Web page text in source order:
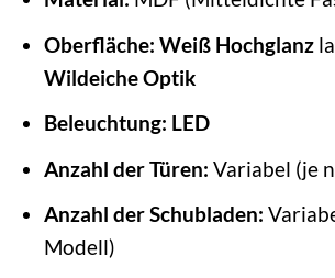
Oberfläche: Weiß Hochglanz
Wildeiche Optik
Beleuchtung: LED
Anzahl der Türen: Variabel (je
Anzahl der Schubladen:
Modell)